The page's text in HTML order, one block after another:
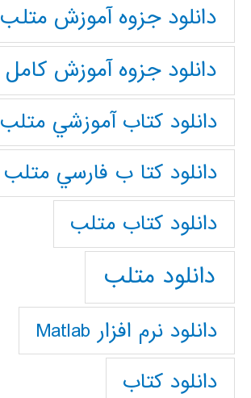
دانلود جزوه آموزش متلب
دانلود جزوه آموزش کامل matlab
دانلود كتاب آموزشي متلب
دانلود كتا ب فارسي متلب
دانلود كتاب متلب
دانلود متلب
دانلود نرم افزار Matlab
دانلود کتاب